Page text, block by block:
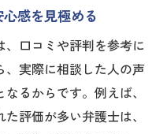
感を見極める
、口コミや評判を参考に
、実際に相談した人の声
るからです。例えば、
評価が多い弁護士は、